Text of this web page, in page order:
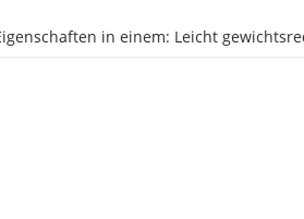
in einem: Leicht